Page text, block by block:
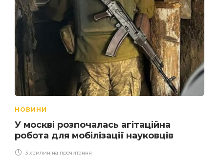
НОВИНИ
У москві розпочалась агітаційна
робота для мобілізації науковців
3 хвилин на прочитання